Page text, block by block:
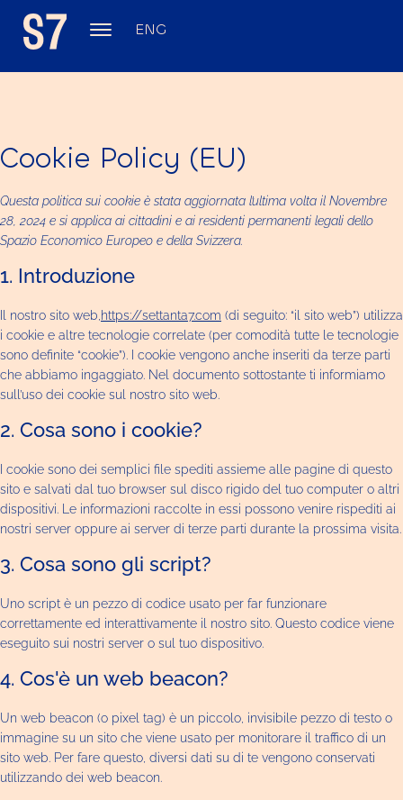
ENG
Cookie Policy (EU)
Questa politica sui cookie è stata aggiornata l’ultima volta il Novembre
28, 2024 e si applica ai cittadini e ai residenti permanenti legali dello
Spazio Economico Europeo e della Svizzera.
1. Introduzione
Il nostro sito web, https://settanta7.com (di seguito: “il sito web”) utilizza
i cookie e altre tecnologie correlate (per comodità tutte le tecnologie
sono definite “cookie”). I cookie vengono anche inseriti da terze parti
che abbiamo ingaggiato. Nel documento sottostante ti informiamo
sull’uso dei cookie sul nostro sito web.
2. Cosa sono i cookie?
I cookie sono dei semplici file spediti assieme alle pagine di questo
sito e salvati dal tuo browser sul disco rigido del tuo computer o altri
dispositivi. Le informazioni raccolte in essi possono venire rispediti ai
nostri server oppure ai server di terze parti durante la prossima visita.
3. Cosa sono gli script?
Uno script è un pezzo di codice usato per far funzionare
correttamente ed interattivamente il nostro sito. Questo codice viene
eseguito sui nostri server o sul tuo dispositivo.
4. Cos'è un web beacon?
Un web beacon (o pixel tag) è un piccolo, invisibile pezzo di testo o
immagine su un sito che viene usato per monitorare il traffico di un
sito web. Per fare questo, diversi dati su di te vengono conservati
utilizzando dei web beacon.